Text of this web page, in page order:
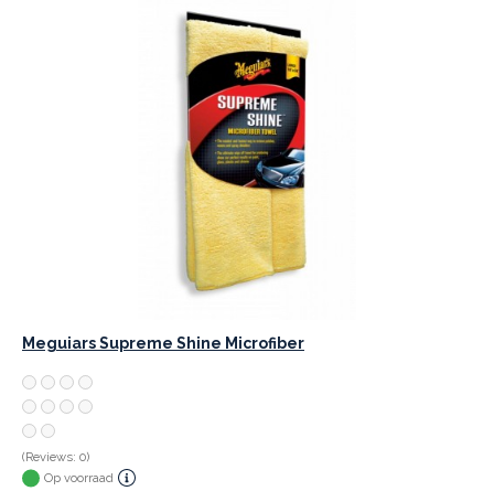
Meguiars Supreme Shine Microfiber
(Reviews: 0)
Op voorraad